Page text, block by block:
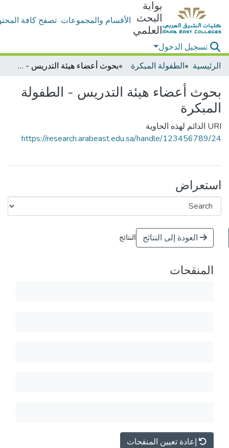
بوابة
البحث
العلمي
الأقسام والمجموعات تصفح كافة
تسجيل الدخول
الرئيسية
الطفولة المبكرة بحوث أعضاء هيئة التدريس - الطفولة المبكرة
بحوث أعضاء هيئة التدريس - الطفولة
المبكرة
URI الدائم لهذه الحاوية
https://research.arabeast.edu.sa/handle/123456789/24
استعراض
النتائج العودة إلى النتائج
المنقحات
إعادة تعيين المنقحات